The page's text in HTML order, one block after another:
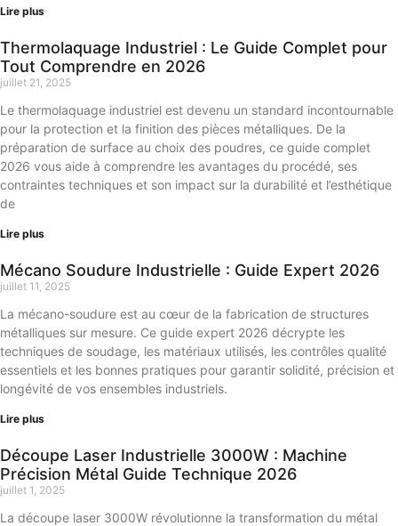
Lire plus
Thermolaquage Industriel : Le Guide Complet pour
Tout Comprendre en 2026
juillet 21, 2025
Le thermolaquage industriel est devenu un standard incontournable
pour la protection et la finition des pièces métalliques. De la
préparation de surface au choix des poudres, ce guide complet
2026 vous aide à comprendre les avantages du procédé, ses
contraintes techniques et son impact sur la durabilité et l’esthétique
de
Lire plus
Mécano Soudure Industrielle : Guide Expert 2026
juillet 11, 2025
La mécano-soudure est au cœur de la fabrication de structures
métalliques sur mesure. Ce guide expert 2026 décrypte les
techniques de soudage, les matériaux utilisés, les contrôles qualité
essentiels et les bonnes pratiques pour garantir solidité, précision et
longévité de vos ensembles industriels.
Lire plus
Découpe Laser Industrielle 3000W : Machine
Précision Métal Guide Technique 2026
juillet 1, 2025
La découpe laser 3000W révolutionne la transformation du métal